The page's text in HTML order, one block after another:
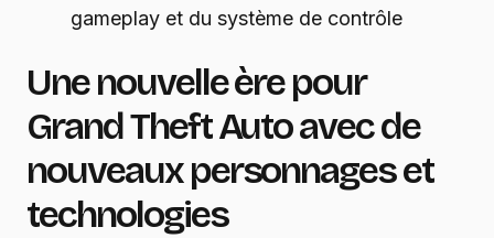
gameplay et du système de contrôle
Une nouvelle ère pour
Grand Theft Auto avec de
nouveaux personnages et
technologies